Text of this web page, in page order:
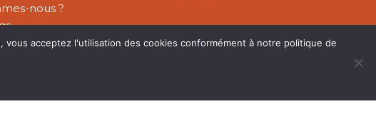
nous ?
acceptez l'utilisation des cookies conformément à notre politique de